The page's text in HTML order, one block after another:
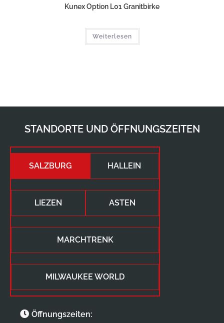
Kunex Option L01 Granitbirke
Weiterlesen
STANDORTE UND ÖFFNUNGSZEITEN
SALZBURG HALLEIN
LIEZEN ASTEN
MARCHTRENK
MILWAUKEE WORLD
Öffnungszeiten: